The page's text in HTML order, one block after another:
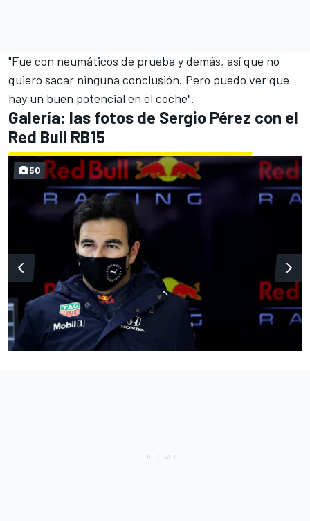
"Fue con neumáticos de prueba y demás, así que no
quiero sacar ninguna conclusión. Pero puedo ver que
hay un buen potencial en el coche".
Galería: las fotos de Sergio Pérez con el
Red Bull RB15
50